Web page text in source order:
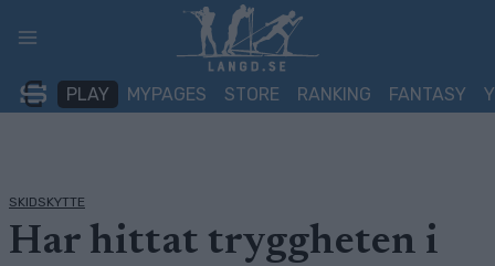
PLAY MYPAGES STORE RANKING FANTASY
SKIDSKYTTE
Har hittat tryggheten i